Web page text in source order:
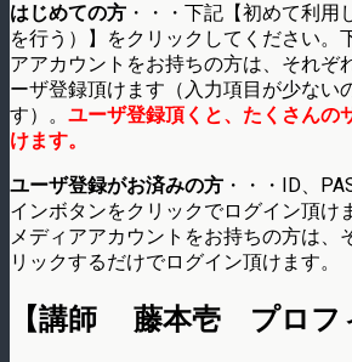
はじめての方 ・・・下記【初めて利
を行う）】をクリックしてください。
アアカウントをお持ちの方は、それぞ
ーザ登録頂けます（入力項目が少ない
す）。 ユーザ登録頂くと、たくさんの
けます。
ユーザ登録がお済みの方 ・・・ID、
インボタンをクリックでログイン頂け
メディアアカウントをお持ちの方は、
リックするだけでログイン頂けます。
【講師 藤本壱 プロフ